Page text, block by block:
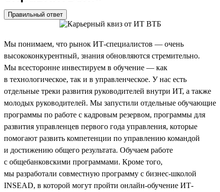
Правильный ответ
Мы понимаем, что рынок ИТ-специалистов — очень
высококонкурентный, знания обновляются стремительно.
Мы всесторонне инвестируем в обучение — как
в технологическое, так и в управленческое. У нас есть
отдельные треки развития руководителей внутри ИТ, а также
молодых руководителей. Мы запустили отдельные обучающие
программы по работе с кадровым резервом, программы для
развития управленцев первого года управления, которые
помогают развить компетенции по управлению командой
и достижению общего результата. Обучаем работе
с общебанковскими программами. Кроме того,
мы разработали совместную программу с бизнес-школой
INSEAD, в которой могут пройти онлайн-обучение ИТ-